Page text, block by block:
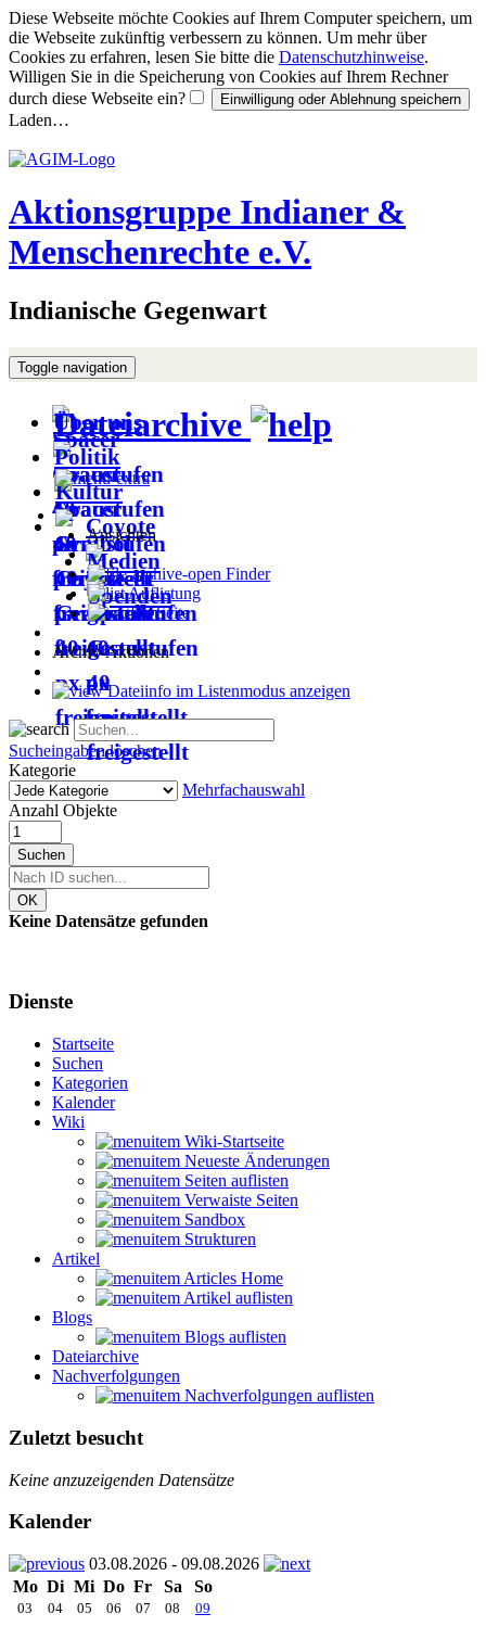
Diese Webseite möchte Cookies auf Ihrem Computer speichern, um
die Webseite zukünftig verbessern zu können. Um mehr über
Cookies zu erfahren, lesen Sie bitte die Datenschutzhinweise.
Willigen Sie in die Speicherung von Cookies auf Ihrem Rechner
durch diese Webseite ein?
Laden…
Aktionsgruppe Indianer &
Menschenrechte e.V.
Indianische Gegenwart
Toggle navigation
Über uns
Politik
Kultur
Coyote
Medien
Spenden
Dateiarchive
Ansichten
Finder
Auflistung
Seite
Archiv-Aktionen
Dateiinfo im Listenmodus anzeigen
Sucheingaben löschen
Kategorie
Mehrfachauswahl
Anzahl Objekte
Suchen
OK
Keine Datensätze gefunden
Dienste
Startseite
Suchen
Kategorien
Kalender
Wiki
Wiki-Startseite
Neueste Änderungen
Seiten auflisten
Verwaiste Seiten
Sandbox
Strukturen
Artikel
Articles Home
Artikel auflisten
Blogs
Blogs auflisten
Dateiarchive
Nachverfolgungen
Nachverfolgungen auflisten
Zuletzt besucht
Keine anzuzeigenden Datensätze
Kalender
03.08.2026 - 09.08.2026
Mo Di Mi Do Fr Sa So
03 04 05 06 07 08 09